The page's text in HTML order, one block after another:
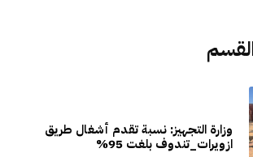
وزارة التجهيز: نسبة تقدم أشغال طريق
ازويرات_تندوف بلغت 95%